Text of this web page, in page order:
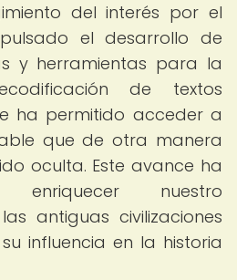
del interés por el
el desarrollo de
y herramientas para la
de textos
ha permitido acceder a
que de otra manera
oculta. Este avance ha
nuestro
antiguas civilizaciones
influencia en la historia